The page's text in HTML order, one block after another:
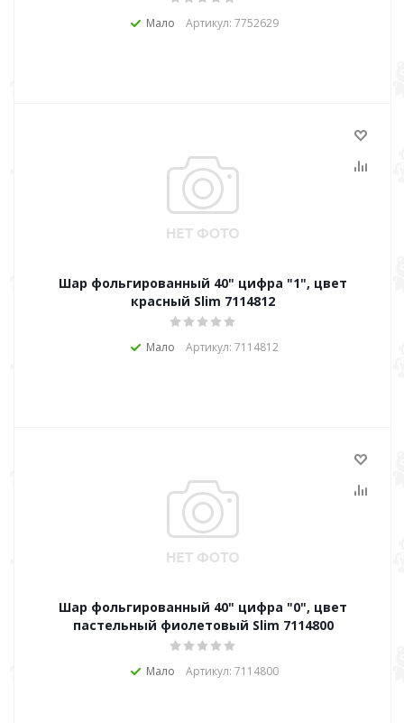
Мало Артикул: 7752629
Шар фольгированный 40" цифра "1", цвет
красный Slim 7114812
Мало Артикул: 7114812
Шар фольгированный 40" цифра "0", цвет
пастельный фиолетовый Slim 7114800
Мало Артикул: 7114800